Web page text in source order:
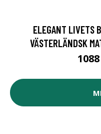
ELEGANT LIVETS
VÄSTERLÄNDSK